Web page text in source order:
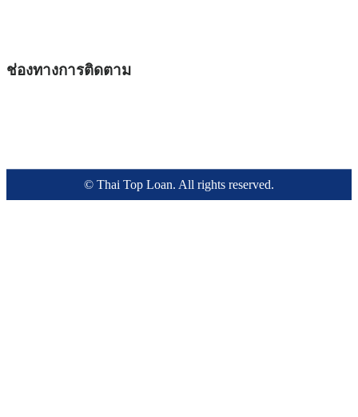
ช่องทางการติดตาม
© Thai Top Loan. All rights reserved.